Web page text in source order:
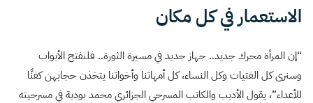
الاستعمار في كل مكان
“إن المرأة محرك جديد.. جهاز جديد في مسيرة الثورة.. فلنفتح الأبواب
وسنرى كل الفتيات وكل النساء، كل أمهاتنا وأخواتنا يتخذن حجابهن كفنًا
للأعداء”، يقول الأديب والكاتب المسرحي الجزائري محمد بودية في مسرحيته